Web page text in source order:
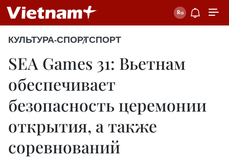
КУЛЬТУРА-СПОРТСПОРТ
SEA Games 31: Вьетнам
обеспечивает
безопасность церемонии
открытия, а также
соревнований